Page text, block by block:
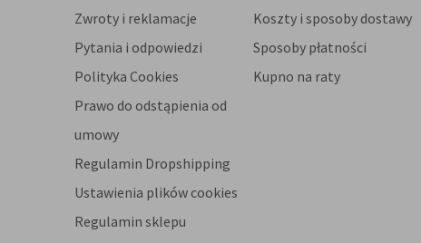
Zwroty i reklamacje
Pytania i odpowiedzi
Polityka Cookies
Prawo do odstąpienia od
umowy
Regulamin Dropshipping
Ustawienia plików cookies
Regulamin sklepu
Koszty i sposoby dostawy
Sposoby płatności
Kupno na raty